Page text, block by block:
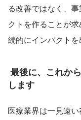
る改善ではなく、
クトを作ることが
続的にインパクトを
最後に、これか
します
医療業界は一見遠